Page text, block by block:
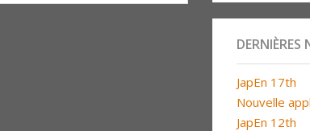
DERNIÈRES
JapEn 17th
Nouvelle
JapEn 12th